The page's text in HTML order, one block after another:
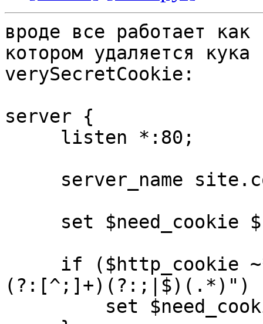
вроде все работает
котором удаляется кука
verySecretCookie:
server {
(?:[^;]+)(?:;|$)(.*)")